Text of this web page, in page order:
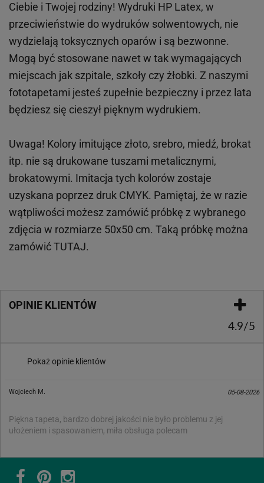
Ciebie i Twojej rodziny! Wydruki HP Latex, w
przeciwieństwie do wydruków solwentowych, nie
wydzielają toksycznych oparów i są bezwonne.
Mogą być stosowane nawet w tak wymagających
miejscach jak szpitale, szkoły czy żłobki. Z naszymi
fototapetami jesteś zupełnie bezpieczny i przez lata
będziesz się cieszył pięknym wydrukiem.
Uwaga! Kolory imitujące złoto, srebro, miedź, brokat
itp. nie są drukowane tuszami metalicznymi,
brokatowymi. Imitacja tych kolorów zostaje
uzyskana poprzez druk CMYK. Pamiętaj, że w razie
wątpliwości możesz zamówić próbkę z wybranego
zdjęcia w rozmiarze 50x50 cm. Taką próbkę można
zamówićTUTAJ.
OPINIE KLIENTÓW
4.9/5
Pokaż opinie klientów
Wojciech M. 05-08-2026
Piękna tapeta, bardzo dobrej jakości nie było problemu z jej
ułożeniem i spasowaniem, miła obsługa polecam